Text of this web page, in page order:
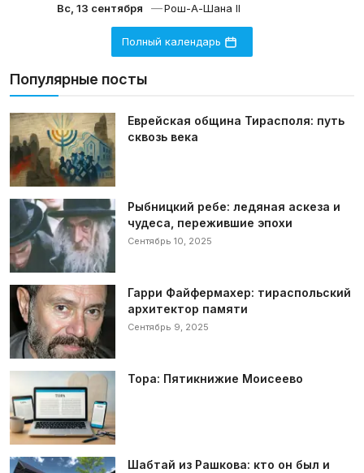
Вс, 13 сентября
—Рош-А-Шана II
Полный календарь
Популярные посты
Еврейская община Тирасполя: путь
сквозь века
Рыбницкий ребе: ледяная аскеза и
чудеса, пережившие эпохи
Сентябрь 10, 2025
Гарри Файфермахер: тираспольский
архитектор памяти
Сентябрь 9, 2025
Тора: Пятикнижие Моисеево
Шабтай из Рашкова: кто он был и